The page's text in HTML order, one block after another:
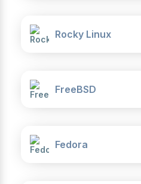
Rocky Linux
FreeBSD
Fedora